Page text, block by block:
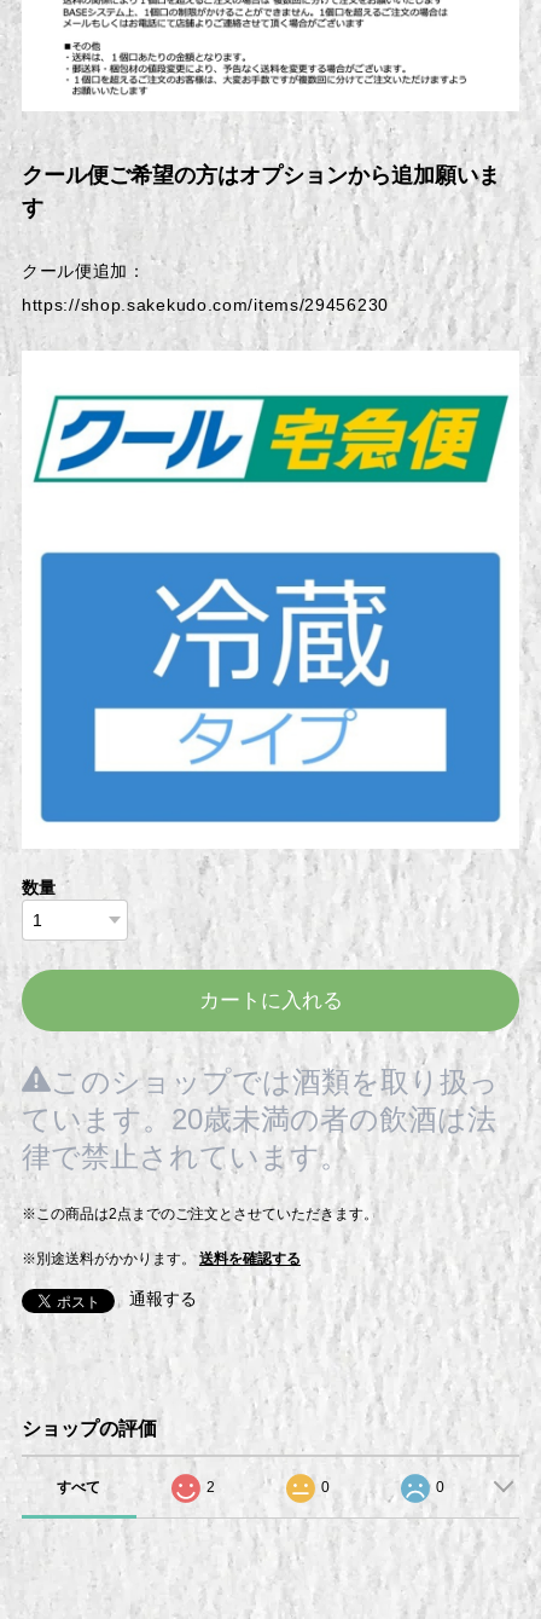
クール便ご希望の方はオプションから追加願いま
す
クール便追加：
https://shop.sakekudo.com/items/29456230
数量
カートに入れる
このショップでは酒類を取り扱っ
ています。20歳未満の者の飲酒は法
律で禁止されています。
※この商品は2点までのご注文とさせていただきます。
※別途送料がかかります。 送料を確認する
通報する
ショップの評価
すべて 2 0 0